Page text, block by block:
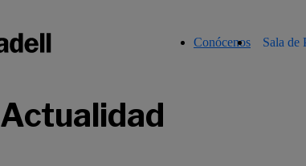
Conócenos Sala de
Actualidad